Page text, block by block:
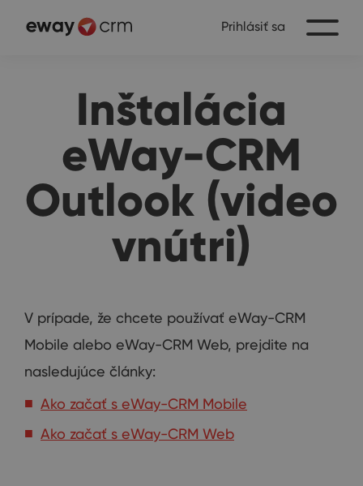
Prihlásiť sa
Inštalácia
eWay-CRM
Outlook (video
vnútri)
V prípade, že chcete používať eWay-CRM
Mobile alebo eWay-CRM Web, prejdite na
nasledujúce články:
Ako začať s eWay-CRM Mobile
Ako začať s eWay-CRM Web